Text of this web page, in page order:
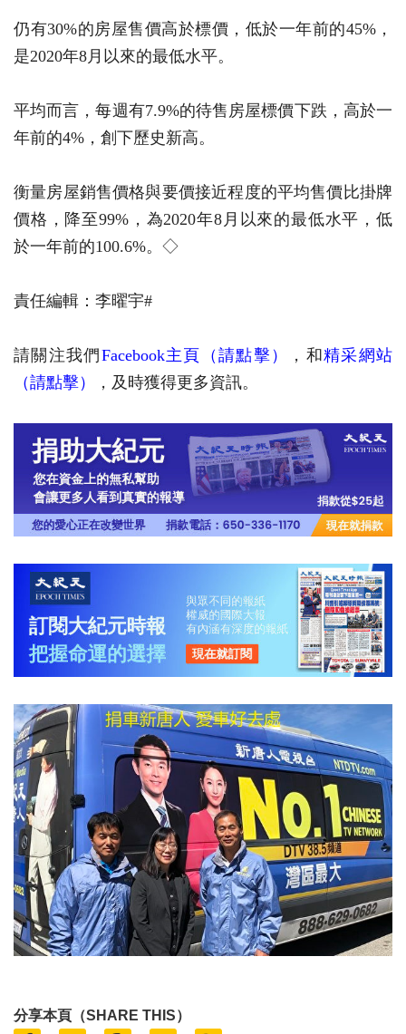
仍有30%的房屋售價高於標價，低於一年前的45%，
是2020年8月以來的最低水平。
平均而言，每週有7.9%的待售房屋標價下跌，高於一
年前的4%，創下歷史新高。
衡量房屋銷售價格與要價接近程度的平均售價比掛牌
價格，降至99%，為2020年8月以來的最低水平，低
於一年前的100.6%。◇
責任編輯：李曜宇#
請關注我們 Facebook主頁（請點擊） ，和精采網站
（請點擊）
，及時獲得更多資訊。
分享本頁（SHARE THIS）